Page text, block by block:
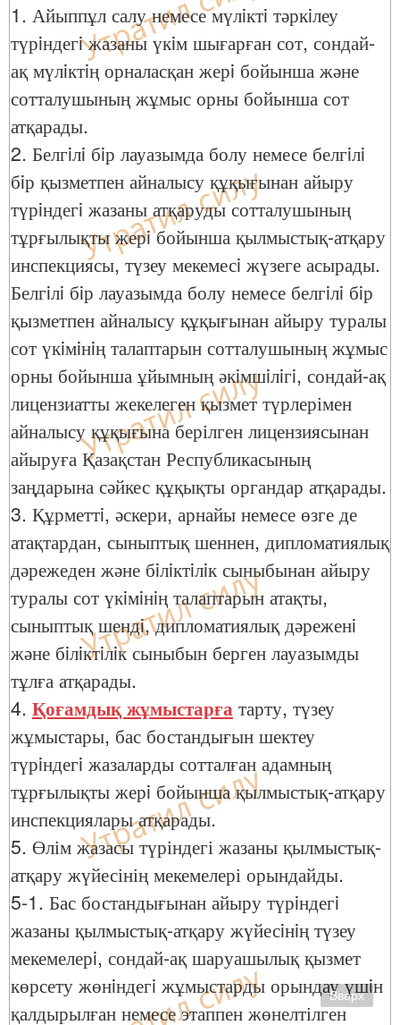
1. Айыппұл салу немесе мүлiктi тәркiлеу
түрiндегi жазаны үкiм шығарған сот, сондай-
ақ мүлiктiң орналасқан жерi бойынша және
сотталушының жұмыс орны бойынша сот
атқарады.
2. Белгiлi бiр лауазымда болу немесе белгiлi
бiр қызметпен айналысу құқығынан айыру
түрiндегi жазаны атқаруды сотталушының
тұрғылықты жерi бойынша қылмыстық-атқару
инспекциясы, түзеу мекемесi жүзеге асырады.
Белгiлi бiр лауазымда болу немесе белгiлi бiр
қызметпен айналысу құқығынан айыру туралы
сот үкiмiнiң талаптарын сотталушының жұмыс
орны бойынша ұйымның әкiмшiлiгi, сондай-ақ
лицензиатты жекелеген қызмет түрлерімен
айналысу құқығына берілген лицензиясынан
айыруға Қазақстан Республикасының
заңдарына сәйкес құқықты органдар атқарады.
3. Құрметтi, әскери, арнайы немесе өзге де
атақтардан, сыныптық шеннен, дипломатиялық
дәрежеден және бiлiктiлiк сыныбынан айыру
туралы сот үкiмiнiң талаптарын атақты,
сыныптық шендi, дипломатиялық дәреженi
және бiлiктiлiк сыныбын берген лауазымды
тұлға атқарады.
4. Қоғамдық жұмыстарға тарту, түзеу
жұмыстары, бас бостандығын шектеу
түрiндегi жазаларды сотталған адамның
тұрғылықты жерi бойынша қылмыстық-атқару
инспекциялары атқарады.
5. Өлім жазасы түріндегі жазаны қылмыстық-
атқару жүйесінің мекемелері орындайды.
5-1. Бас бостандығынан айыру түрiндегi
жазаны қылмыстық-атқару жүйесiнiң түзеу
мекемелерi, сондай-ақ шаруашылық қызмет
көрсету жөнiндегi жұмыстарды орындау үшiн
қалдырылған немесе этаппен жөнелтілген
Вверх